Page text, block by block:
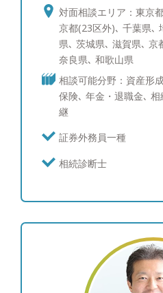
る生涯のコーチでありたい
運用や保全という仕事を通
積み重ねることが私の生き
してＩＦＡは子供たちに胸
自負しています。 ●セミナ
個人のお客様向けに多数開
者、生命保険会社、保険
ター、FPなど専門家向け
績 年間200回以上 ●運用実
趣味 二人の子供と遊ぶこと
対面相談エリア：東京
京都(23区外)､ 千葉県､
県､ 茨城県､ 滋賀県､ 京
奈良県､ 和歌山県
相談可能分野：資産形
保険､ 年金・退職金､
継
証券外務員一種
相続診断士